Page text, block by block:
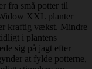
fra små potter til
XXL planter
kraftig vækst. Mindre
i plantens
sig på jagt efter
at fylde potterne,